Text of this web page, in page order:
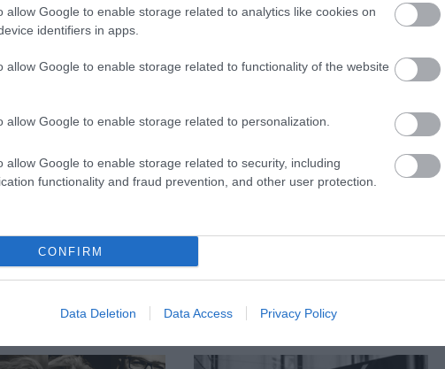
allow Google to enable storage related to analytics like cookies on
identifiers in apps.
allow Google to enable storage related to functionality of the website
allow Google to enable storage related to personalization.
allow Google to enable storage related to security, including
functionality and fraud prevention, and other user protection.
CONFIRM
Data Deletion Data Access Privacy Policy
a nyírségi cigánytánc és az erdélyi, szászcsávási
román hajdútánc, a Haidau valamint a szintén
jellemzik. A koreográfia alapjait képezik még az
örkői csapásolás, a délalföldi lábfigurák, valamint a